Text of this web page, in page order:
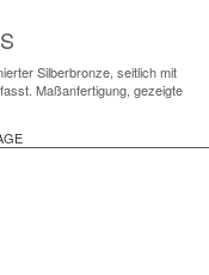
Silberbronze, seitlich mit
Maßanfertigung, gezeigte